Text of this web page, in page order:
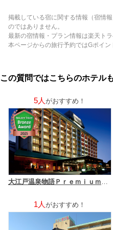
掲載している宿に関する情報（宿情
のではありません。
最新の宿情報・プラン情報は楽天ト
本ページからの旅行予約ではGポイン
この質問ではこちらのホテル
5人 がおすすめ！
1人 がおすすめ！